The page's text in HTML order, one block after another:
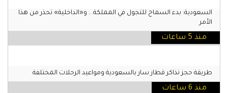
السعودية: بدء السماح للتجول في المملكة .. و«الداخلية» تحذر من هذا
الأمر
منذ 5 ساعات
طريقة حجز تذاكر قطار سار بالسعودية ومواعيد الرحلات المختلفة
منذ 6 ساعات